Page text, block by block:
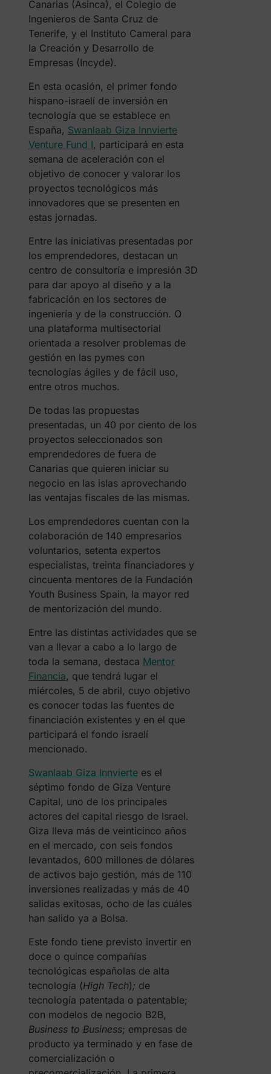
Canarias (Asinca), el Colegio de
Ingenieros de Santa Cruz de
Tenerife, y el Instituto Cameral para
la Creación y Desarrollo de
Empresas (Incyde).
En esta ocasión, el primer fondo
hispano-israelí de inversión en
tecnología que se establece en
España, Swanlaab Giza Innvierte
Venture Fund I, participará en esta
semana de aceleración con el
objetivo de conocer y valorar los
proyectos tecnológicos más
innovadores que se presenten en
estas jornadas.
Entre las iniciativas presentadas por
los emprendedores, destacan un
centro de consultoría e impresión 3D
para dar apoyo al diseño y a la
fabricación en los sectores de
ingeniería y de la construcción. O
una plataforma multisectorial
orientada a resolver problemas de
gestión en las pymes con
tecnologías ágiles y de fácil uso,
entre otros muchos.
De todas las propuestas
presentadas, un 40 por ciento de los
proyectos seleccionados son
emprendedores de fuera de
Canarias que quieren iniciar su
negocio en las islas aprovechando
las ventajas fiscales de las mismas.
Los emprendedores cuentan con la
colaboración de 140 empresarios
voluntarios, setenta expertos
especialistas, treinta financiadores y
cincuenta mentores de la Fundación
Youth Business Spain, la mayor red
de mentorización del mundo.
Entre las distintas actividades que se
van a llevar a cabo a lo largo de
toda la semana, destaca Mentor
Financia, que tendrá lugar el
miércoles, 5 de abril, cuyo objetivo
es conocer todas las fuentes de
financiación existentes y en el que
participará el fondo israelí
mencionado.
Swanlaab Giza Innviertees el
séptimo fondo de Giza Venture
Capital, uno de los principales
actores del capital riesgo de Israel.
Giza lleva más de veinticinco años
en el mercado, con seis fondos
levantados, 600 millones de dólares
de activos bajo gestión, más de 110
inversiones realizadas y más de 40
salidas exitosas, ocho de las cuáles
han salido ya a Bolsa.
Este fondo tiene previsto invertir en
doce o quince compañías
tecnológicas españolas de alta
tecnología (High Tech); de
tecnología patentada o patentable;
con modelos de negocio B2B,
Business to Business; empresas de
producto ya terminado y en fase de
comercialización o